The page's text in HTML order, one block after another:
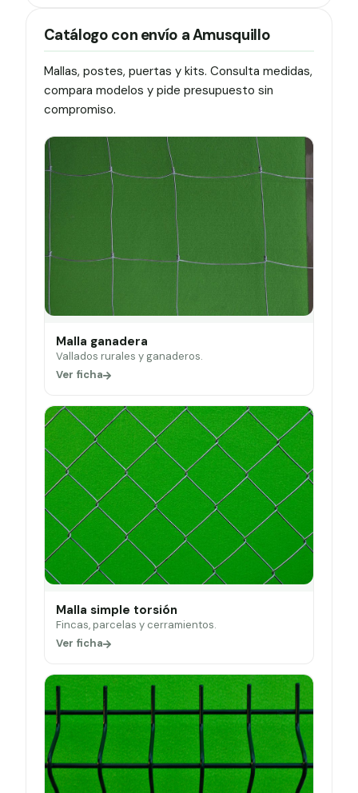
Catálogo con envío a Amusquillo
Mallas, postes, puertas y kits. Consulta medidas,
compara modelos y pide presupuesto sin
compromiso.
Malla ganadera
Vallados rurales y ganaderos.
Ver ficha
Malla simple torsión
Fincas, parcelas y cerramientos.
Ver ficha